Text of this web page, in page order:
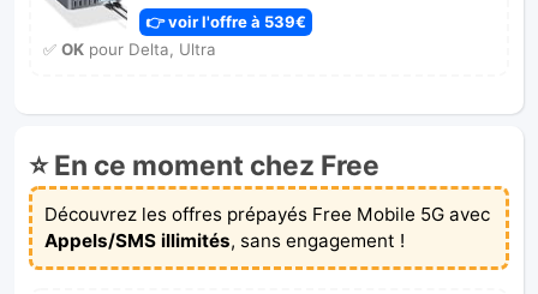
👉 voir l'offre à 539€
✅ OKpour Delta, Ultra
⭐ En ce moment chez Free
Découvrez les offres prépayés Free Mobile 5G avec
Appels/SMS illimités, sans engagement !